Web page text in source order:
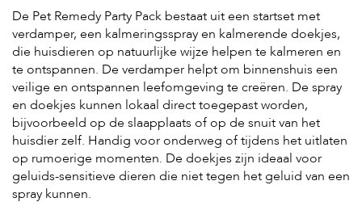
e
n
K
n
a
a
g
d
i
e
r
e
n
De Pet Remedy Party Pack bestaat uit een startset met
verdamper, een kalmeringsspray en kalmerende doekjes,
die huisdieren op natuurlijke wijze helpen te kalmeren en
te ontspannen. De verdamper helpt om binnenshuis een
veilige en ontspannen leefomgeving te creëren. De spray
en doekjes kunnen lokaal direct toegepast worden,
bijvoorbeeld op de slaapplaats of op de snuit van het
huisdier zelf. Handig voor onderweg of tijdens het uitlaten
op rumoerige momenten. De doekjes zijn ideaal voor
geluids-sensitieve dieren die niet tegen het geluid van een
spray kunnen.